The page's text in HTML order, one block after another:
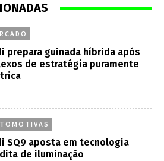
prepara guinada híbrida após
de estratégia puramente
SQ9 aposta em tecnologia
de iluminação